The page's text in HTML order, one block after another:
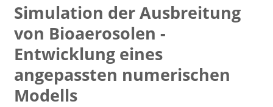
Simulation der Ausbreitung
von Bioaerosolen -
Entwicklung eines
angepassten numerischen
Modells